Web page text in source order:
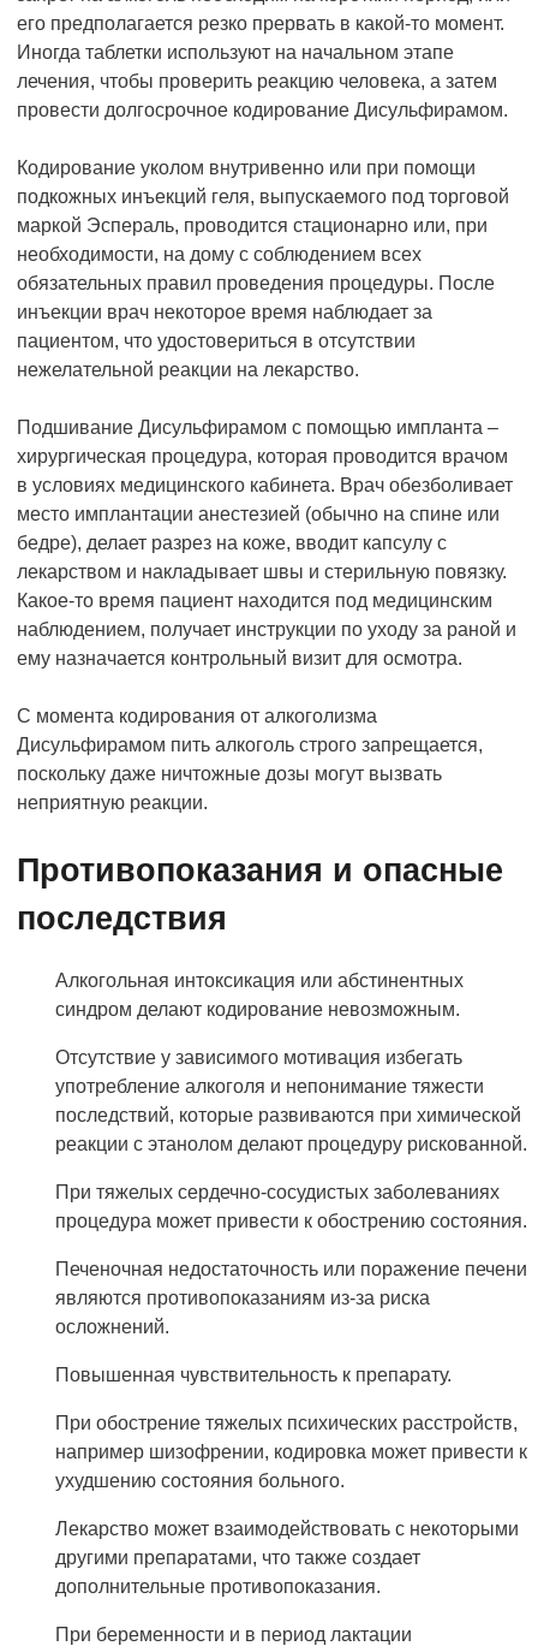
его предполагается резко прервать в какой-то момент.
Иногда таблетки используют на начальном этапе
лечения, чтобы проверить реакцию человека, а затем
провести долгосрочное кодирование Дисульфирамом.
Кодирование уколом внутривенно или при помощи
подкожных инъекций геля, выпускаемого под торговой
маркой Эспераль, проводится стационарно или, при
необходимости, на дому с соблюдением всех
обязательных правил проведения процедуры. После
инъекции врач некоторое время наблюдает за
пациентом, что удостовериться в отсутствии
нежелательной реакции на лекарство.
Подшивание Дисульфирамом с помощью импланта –
хирургическая процедура, которая проводится врачом
в условиях медицинского кабинета. Врач обезболивает
место имплантации анестезией (обычно на спине или
бедре), делает разрез на коже, вводит капсулу с
лекарством и накладывает швы и стерильную повязку.
Какое-то время пациент находится под медицинским
наблюдением, получает инструкции по уходу за раной и
ему назначается контрольный визит для осмотра.
С момента кодирования от алкоголизма
Дисульфирамом пить алкоголь строго запрещается,
поскольку даже ничтожные дозы могут вызвать
неприятную реакции.
Противопоказания и опасные
последствия
Алкогольная интоксикация или абстинентных
синдром делают кодирование невозможным.
Отсутствие у зависимого мотивация избегать
употребление алкоголя и непонимание тяжести
последствий, которые развиваются при химической
реакции с этанолом делают процедуру рискованной.
При тяжелых сердечно-сосудистых заболеваниях
процедура может привести к обострению состояния.
Печеночная недостаточность или поражение печени
являются противопоказаниям из-за риска
осложнений.
Повышенная чувствительность к препарату.
При обострение тяжелых психических расстройств,
например шизофрении, кодировка может привести к
ухудшению состояния больного.
Лекарство может взаимодействовать с некоторыми
другими препаратами, что также создает
дополнительные противопоказания.
При беременности и в период лактации